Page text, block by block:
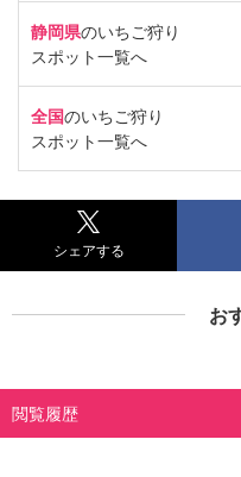
静岡県のいちご狩り
スポット一覧へ
全国のいちご狩り
スポット一覧へ
シェアする
お
閲覧履歴